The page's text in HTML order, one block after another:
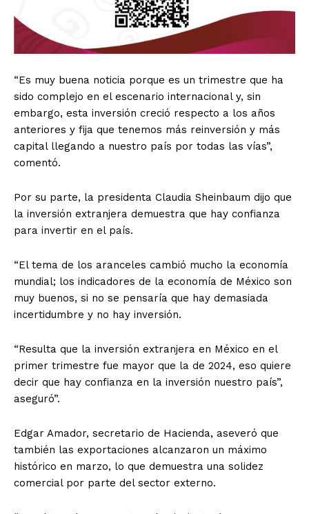
“Es muy buena noticia porque es un trimestre que ha
sido complejo en el escenario internacional y, sin
embargo, esta inversión creció respecto a los años
anteriores y fija que tenemos más reinversión y más
capital llegando a nuestro país por todas las vías”,
comentó.
Por su parte, la presidenta Claudia Sheinbaum dijo que
la inversión extranjera demuestra que hay confianza
para invertir en el país.
“El tema de los aranceles cambió mucho la economía
mundial; los indicadores de la economía de México son
muy buenos, si no se pensaría que hay demasiada
incertidumbre y no hay inversión.
“Resulta que la inversión extranjera en México en el
primer trimestre fue mayor que la de 2024, eso quiere
decir que hay confianza en la inversión nuestro país”,
aseguró”.
Edgar Amador, secretario de Hacienda, aseveró que
también las exportaciones alcanzaron un máximo
histórico en marzo, lo que demuestra una solidez
comercial por parte del sector externo.